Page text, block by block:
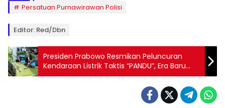
Persatuan Purnawirawan Polisi
Editor: Red/Dbn
Presiden Prabowo Resmikan Peluncuran
Kendaraan Listrik Taktis “PANDU”, Era Baru
Pertahanan Ramah Lingkungan